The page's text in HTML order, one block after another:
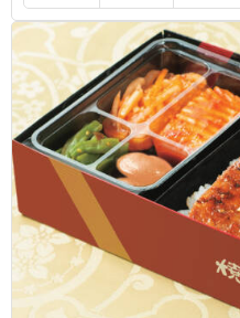
5.0
少し暑い日だったので、ピ
いました。メインのおかず
すが、副菜にお肉を使った
野菜の割合が多いと良いな
ご利用シーン：会議・セミナー
東京都千代田区永田町
2024/